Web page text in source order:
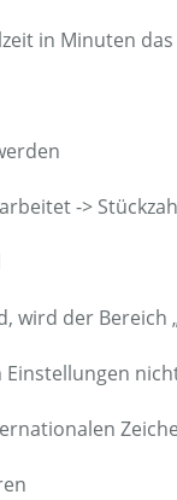
in Minuten
->
wird der Bereich
Einstellungen